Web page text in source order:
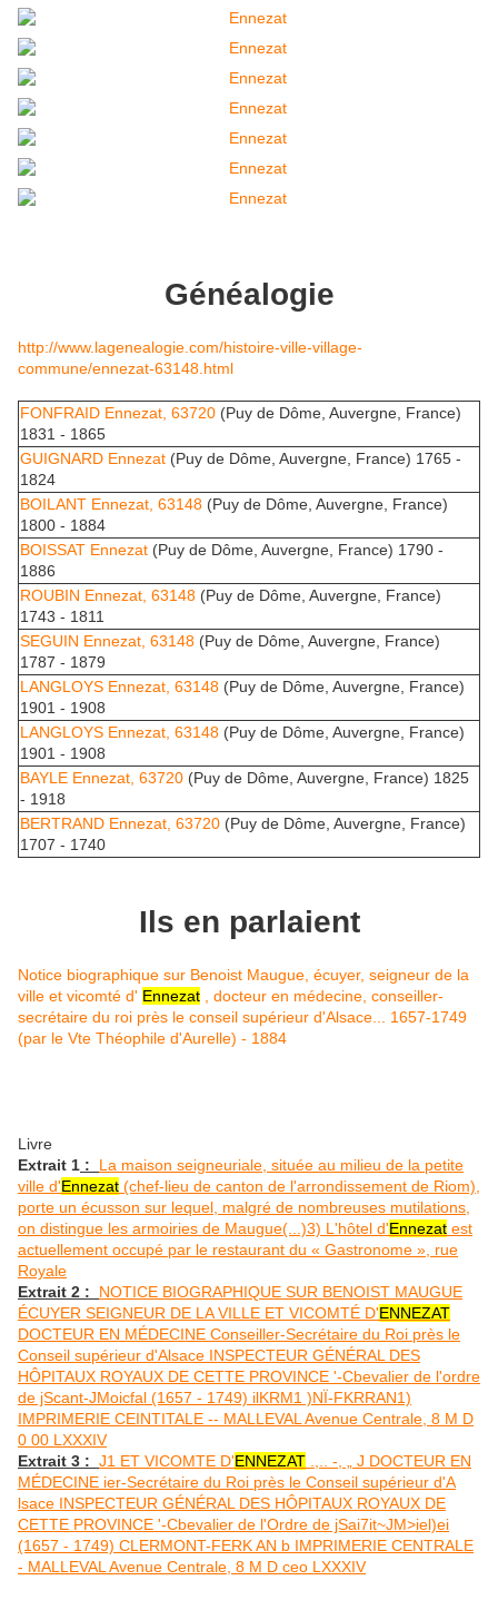
Généalogie
http://www.lagenealogie.com/histoire-ville-village-
commune/ennezat-63148.html
FONFRAID Ennezat, 63720 (Puy de Dôme, Auvergne, France)
1831 - 1865
GUIGNARD Ennezat (Puy de Dôme, Auvergne, France) 1765 -
1824
BOILANT Ennezat, 63148 (Puy de Dôme, Auvergne, France)
1800 - 1884
BOISSAT Ennezat (Puy de Dôme, Auvergne, France) 1790 -
1886
ROUBIN Ennezat, 63148 (Puy de Dôme, Auvergne, France)
1743 - 1811
SEGUIN Ennezat, 63148 (Puy de Dôme, Auvergne, France)
1787 - 1879
LANGLOYS Ennezat, 63148 (Puy de Dôme, Auvergne, France)
1901 - 1908
LANGLOYS Ennezat, 63148 (Puy de Dôme, Auvergne, France)
1901 - 1908
BAYLE Ennezat, 63720 (Puy de Dôme, Auvergne, France) 1825
- 1918
BERTRAND Ennezat, 63720 (Puy de Dôme, Auvergne, France)
1707 - 1740
Ils en parlaient
Notice biographique sur Benoist Maugue, écuyer, seigneur de la
ville et vicomté d' Ennezat , docteur en médecine, conseiller-
secrétaire du roi près le conseil supérieur d'Alsace... 1657-1749
(par le Vte Théophile d'Aurelle) - 1884
Livre
Extrait 1 : La maison seigneuriale, située au milieu de la petite
ville d'Ennezat (chef-lieu de canton de l'arrondissement de Riom),
porte un écusson sur lequel, malgré de nombreuses mutilations,
on distingue les armoiries de Maugue(...)3) L'hôtel d'Ennezat est
actuellement occupé par le restaurant du « Gastronome », rue
Royale
Extrait 2 : NOTICE BIOGRAPHIQUE SUR BENOIST MAUGUE
ÉCUYER SEIGNEUR DE LA VILLE ET VICOMTÉ D'ENNEZAT
DOCTEUR EN MÉDECINE Conseiller-Secrétaire du Roi près le
Conseil supérieur d'Alsace INSPECTEUR GÉNÉRAL DES
HÔPITAUX ROYAUX DE CETTE PROVINCE '-Cbevalier de l'ordre
de jScant-JMoicfal (1657 - 1749) ilKRM1 )NÏ-FKRRAN1)
IMPRIMERIE CEINTITALE -- MALLEVAL Avenue Centrale, 8 M D
0 00 LXXXIV
Extrait 3 : J1 ET VICOMTE D'ENNEZAT .,.. -, „ J DOCTEUR EN
MÉDECINE ier-Secrétaire du Roi près le Conseil supérieur d'A
lsace INSPECTEUR GÉNÉRAL DES HÔPITAUX ROYAUX DE
CETTE PROVINCE '-Cbevalier de l'Ordre de jSai7it~JM>iel)ei
(1657 - 1749) CLERMONT-FERK AN b IMPRIMERIE CENTRALE
- MALLEVAL Avenue Centrale, 8 M D ceo LXXXIV